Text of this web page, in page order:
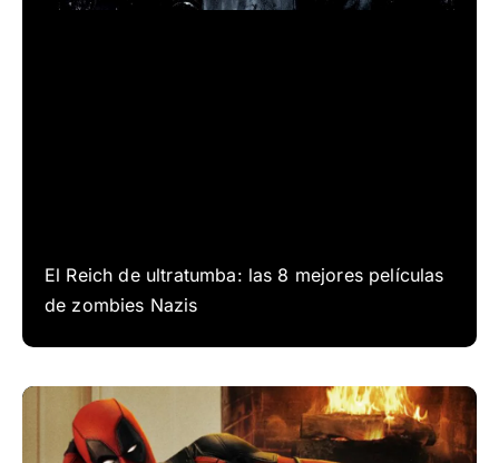
El Reich de ultratumba: las 8 mejores películas
de zombies Nazis